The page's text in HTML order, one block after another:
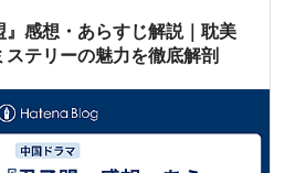
感想・あらすじ解説｜耽美
テリーの魅力を徹底解剖